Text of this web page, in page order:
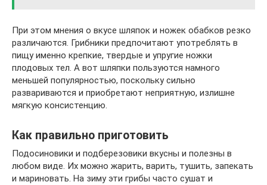
При этом мнения о вкусе шляпок и ножек обабков резко
различаются. Грибники предпочитают употреблять в
пищу именно крепкие, твердые и упругие ножки
плодовых тел. А вот шляпки пользуются намного
меньшей популярностью, поскольку сильно
развариваются и приобретают неприятную, излишне
мягкую консистенцию.
Как правильно приготовить
Подосиновики и подберезовики вкусны и полезны в
любом виде. Их можно жарить, варить, тушить, запекать
и мариновать. На зиму эти грибы часто сушат и